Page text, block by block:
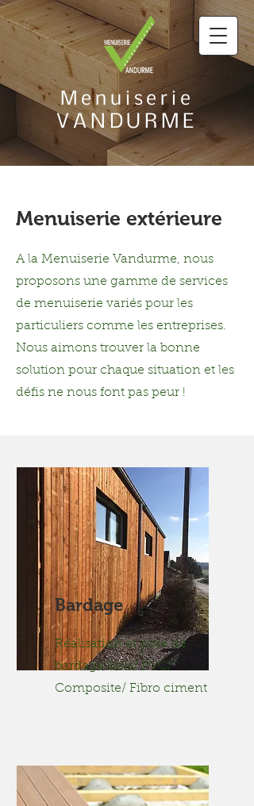
Menuiserie
VANDURME
Menuiserie extérieure
A la Menuiserie Vandurme, nous
proposons une gamme de services
de menuiserie variés pour les
particuliers comme les entreprises.
Nous aimons trouver la bonne
solution pour chaque situation et les
défis ne nous font pas peur !
Bardage
Réalisation et pose de
bardage Bois/ PVC/
Composite/ Fibro ciment